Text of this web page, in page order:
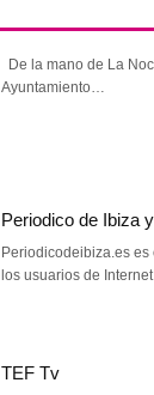
De la mano de La
Ayuntamiento…
Periodico de Ibiza
Periodicodeibiza.es
los usuarios de
TEF Tv